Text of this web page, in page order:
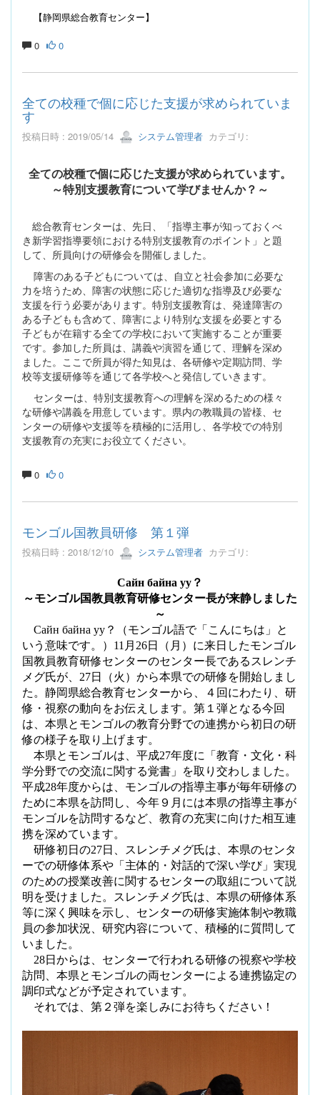
【静岡県総合教育センター】
0 0
全ての校種で個に応じた支援が求められていま
す
投稿日時 : 2019/05/14 システム管理者 カテゴリ:
全ての校種で個に応じた支援が求められています。
～特別支援教育について学びませんか？～
総合教育センターは、先日、「指導主事が知っておくべ
き新学習指導要領における特別支援教育のポイント」と題
して、所員向けの研修会を開催しました。
障害のある子どもについては、自立と社会参加に必要な
力を培うため、障害の状態に応じた適切な指導及び必要な
支援を行う必要があります。特別支援教育は、発達障害の
ある子どもも含めて、障害により特別な支援を必要とする
子どもが在籍する全ての学校において実施することが重要
です。参加した所員は、講義や演習を通じて、理解を深め
ました。ここで所員が得た知見は、各研修や定期訪問、学
校等支援研修等を通じて各学校へと発信していきます。
センターは、特別支援教育への理解を深めるための様々
な研修や講義を用意しています。県内の教職員の皆様、セ
ンターの研修や支援等を積極的に活用し、各学校での特別
支援教育の充実にお役立てください。
0 0
モンゴル国教員研修 第１弾
投稿日時 : 2018/12/10 システム管理者 カテゴリ:
Сайн байна уу？
～モンゴル国教員教育研修センター長が来静しました
～
Сайн байна уу？（モンゴル語で「こんにちは」と
いう意味です。） 11 月 26日（月）に来日したモンゴル
国教員教育研修センターのセンター長であるスレンチ
メグ氏が、 27日（火）から本県での研修を開始しまし
た。静岡県総合教育センターから、４回にわたり、研
修・視察の動向をお伝えします。第１弾となる今回
は、本県とモンゴルの教育分野での連携から初日の研
修の様子を取り上げます。
本県とモンゴルは、平成27年度に「教育・文化・科
学分野での交流に関する覚書」を取り交わしました。
平成28年度からは、モンゴルの指導主事が毎年研修の
ために本県を訪問し、今年９月には本県の指導主事が
モンゴルを訪問するなど、教育の充実に向けた相互連
携を深めています。
研修初日の27日、スレンチメグ氏は、本県のセンタ
ーでの研修体系や「主体的・対話的で深い学び」実現
のための授業改善に関するセンターの取組について説
明を受けました。スレンチメグ氏は、本県の研修体系
等に深く興味を示し、センターの研修実施体制や教職
員の参加状況、研究内容について、積極的に質問して
いました。
28日からは、センターで行われる研修の視察や学校
訪問、本県とモンゴルの両センターによる連携協定の
調印式などが予定されています。
それでは、第２弾を楽しみにお待ちください！